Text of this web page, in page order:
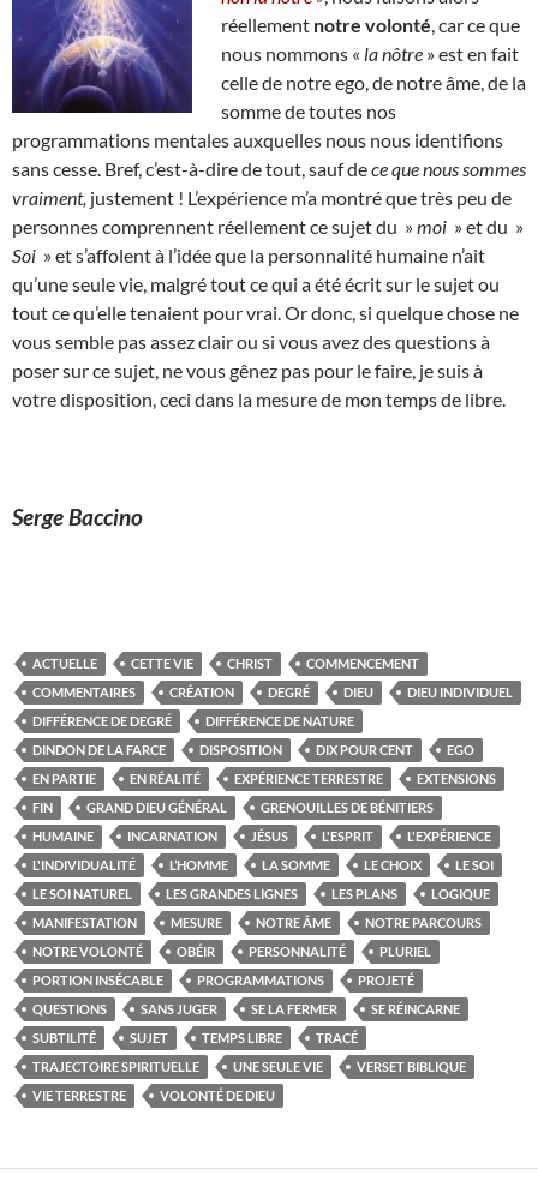
réellement notre volonté , car ce que
nous nommons « la nôtre » est en fait
celle de notre ego, de notre âme, de la
somme de toutes nos
programmations mentales auxquelles nous nous identifions
sans cesse. Bref, c’est-à-dire de tout, sauf dece que nous sommes
vraiment, justement ! L’expérience m’a montré que très peu de
personnes comprennent réellement ce sujet du »moi » et du »
Soi » et s’affolent à l’idée que la personnalité humaine n’ait
qu’une seule vie, malgré tout ce qui a été écrit sur le sujet ou
tout ce qu’elle tenaient pour vrai. Or donc, si quelque chose ne
vous semble pas assez clair ou si vous avez des questions à
poser sur ce sujet, ne vous gênez pas pour le faire, je suis à
votre disposition, ceci dans la mesure de mon temps de libre.
Serge Baccino
ACTUELLE CETTE VIE CHRIST
COMMENCEMENT
COMMENTAIRES
CRÉATION DEGRÉ DIEU
DIEU INDIVIDUEL
DIFFÉRENCE DE DEGRÉ
DIFFÉRENCE DE NATURE
DINDON DE LA FARCE
DISPOSITION DIX POUR CENT
EGO
EN PARTIE
EN RÉALITÉ EXPÉRIENCE TERRESTRE
EXTENSIONS
FIN
GRAND DIEU GÉNÉRAL
GRENOUILLES DE BÉNITIERS
HUMAINE
INCARNATION JÉSUS L'ESPRIT
L'EXPÉRIENCE
L'INDIVIDUALITÉ
L’HOMME LA SOMME LE CHOIX
LE SOI
LE SOI NATUREL
LES GRANDES LIGNES LES PLANS
LOGIQUE
MANIFESTATION
MESURE NOTRE ÂME
NOTRE PARCOURS
NOTRE VOLONTÉ
OBÉIR PERSONNALITÉ
PLURIEL
PORTION INSÉCABLE
PROGRAMMATIONS
PROJETÉ
QUESTIONS
SANS JUGER SE LA FERMER
SE RÉINCARNE
SUBTILITÉ
SUJET TEMPS LIBRE
TRACÉ
TRAJECTOIRE SPIRITUELLE
UNE SEULE VIE
VERSET BIBLIQUE
VIE TERRESTRE
VOLONTÉ DE DIEU